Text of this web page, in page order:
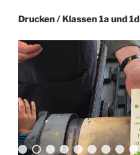
Drucken / Klassen 1a und 1d